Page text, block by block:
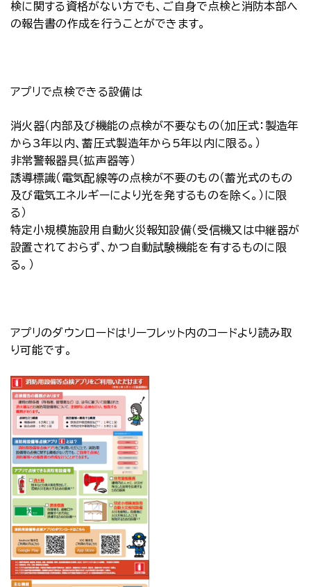
検に関する資格がない方でも、ご自身で点検と消防本部へ
の報告書の作成を行うことができます。
アプリで点検できる設備は
消火器（内部及び機能の点検が不要なもの（加圧式：製造年
から3年以内、蓄圧式製造年から5年以内に限る。）
非常警報器具（拡声器等）
誘導標識（電気配線等の点検が不要のもの（蓄光式のもの
及び電気エネルギーにより光を発するものを除く。）に限
る）
特定小規模施設用自動火災報知設備（受信機又は中継器が
設置されておらず、かつ自動試験機能を有するものに限
る。）
アプリのダウンロードはリーフレット内のコードより読み取
り可能です。